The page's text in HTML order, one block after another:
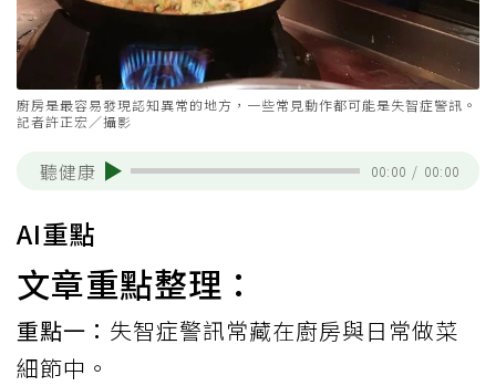
廚房是最容易發現認知異常的地方，一些常見動作都可能是失智症警訊。
記者許正宏／攝影
聽健康 00:00 / 00:00
AI重點
文章重點整理：
重點一： 失智症警訊常藏在廚房與日常做菜
細節中。